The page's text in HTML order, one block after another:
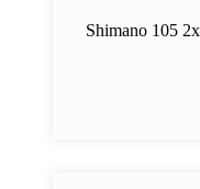
Shimano 105